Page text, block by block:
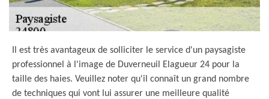
Il est très avantageux de solliciter le service d'un paysagiste
professionnel à l'image de Duverneuil Elagueur 24 pour la
taille des haies. Veuillez noter qu'il connaît un grand nombre
de techniques qui vont lui assurer une meilleure qualité